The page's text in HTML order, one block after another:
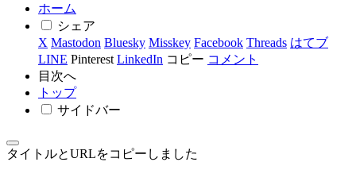
ホーム
シェア
X Mastodon Bluesky Misskey Facebook Threads はてブ
LINE Pinterest LinkedIn コピー コメント
目次へ
トップ
サイドバー
タイトルとURLをコピーしました